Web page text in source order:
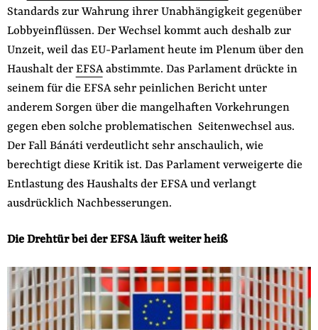
auf
der
Website
Folge Uns
FacebookMastodon
BlueskyInstagram
YoutubeLinkedIn
Feed
Standards zur Wahrung ihrer Unabhängigkeit gegenüber
Lobbyeinflüssen. Der Wechsel kommt auch deshalb zur
Unzeit, weil das EU-Parlament heute im Plenum über den
Haushalt der EFSAabstimmte. Das Parlament drückte in
seinem für die EFSA sehr peinlichen Bericht unter
anderem Sorgen über die mangelhaften Vorkehrungen
gegen eben solche problematischen Seitenwechsel aus.
Der Fall Bánáti verdeutlicht sehr anschaulich, wie
berechtigt diese Kritik ist. Das Parlament verweigerte die
Entlastung des Haushalts der EFSA und verlangt
ausdrücklich Nachbesserungen.
Die Drehtür bei der EFSA läuft weiter heiß